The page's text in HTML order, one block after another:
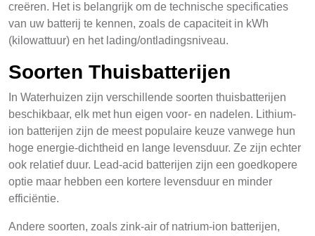
creëren. Het is belangrijk om de technische specificaties
van uw batterij te kennen, zoals de capaciteit in kWh
(kilowattuur) en het lading/ontladingsniveau.
Soorten Thuisbatterijen
In Waterhuizen zijn verschillende soorten thuisbatterijen
beschikbaar, elk met hun eigen voor- en nadelen. Lithium-
ion batterijen zijn de meest populaire keuze vanwege hun
hoge energie-dichtheid en lange levensduur. Ze zijn echter
ook relatief duur. Lead-acid batterijen zijn een goedkopere
optie maar hebben een kortere levensduur en minder
efficiëntie.
Andere soorten, zoals zink-air of natrium-ion batterijen,